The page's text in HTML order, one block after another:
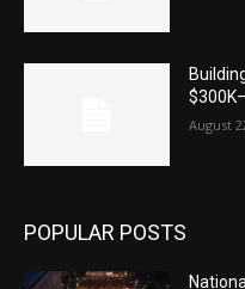
August
POPULAR POSTS